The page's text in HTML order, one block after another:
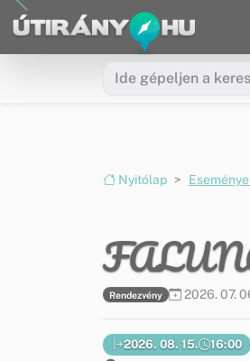
Ugrás a menüre
Ugrás a tartalomra
Nyitólap
Rendezvény 2026. 07.
2026. 08. 15. 16:00